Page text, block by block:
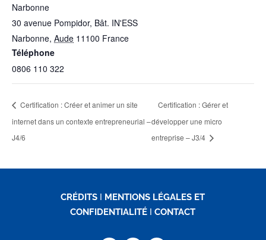
Narbonne
30 avenue Pompidor, Bât. IN'ESS
Narbonne, Aude 11100 France
Téléphone
0806 110 322
Certification : Créer et animer un site
internet dans un contexte entrepreneurial –
J4/6
Certification : Gérer et
développer une micro
entreprise – J3/4
CRÉDITS I MENTIONS LÉGALES ET
CONFIDENTIALITÉ ICONTACT